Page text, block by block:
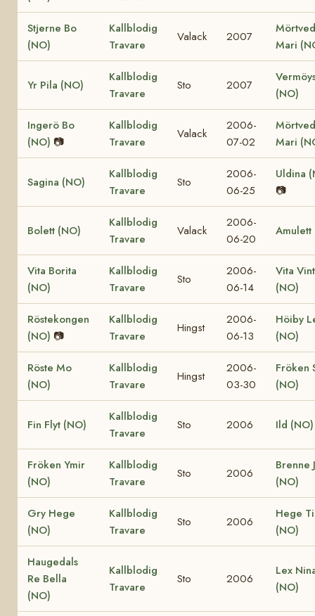
Stjerne Bo
(NO)
Kallblodig
Travare
Valack 2007
Mari
Yr Pila (NO)
Kallblodig
Travare
Sto 2007
(NO)
Ingerö Bo
(NO) 📷
Kallblodig
Travare
Valack
2006-
07-02
Mari
Sagina (NO)
Kallblodig
Travare
Sto
2006-
06-25
Uldina
📷
Bolett (NO)
Kallblodig
Travare
Valack
2006-
06-20
Amulett
Vita Borita
(NO)
Kallblodig
Travare
Sto
2006-
06-14
Vita
(NO)
Röstekongen
(NO) 📷
Kallblodig
Travare
Hingst
2006-
06-13
Höiby
(NO)
Röste Mo
(NO)
Kallblodig
Travare
Hingst
2006-
03-30
Fröken
(NO)
Fin Flyt (NO)
Kallblodig
Travare
Sto 2006 Ild (NO)
Fröken Ymir
(NO)
Kallblodig
Travare
Sto 2006
Brenne
(NO)
Gry Hege
(NO)
Kallblodig
Travare
Sto 2006
Hege
(NO)
Haugedals
Re Bella
(NO)
Kallblodig
Travare
Sto 2006
Lex
(NO)